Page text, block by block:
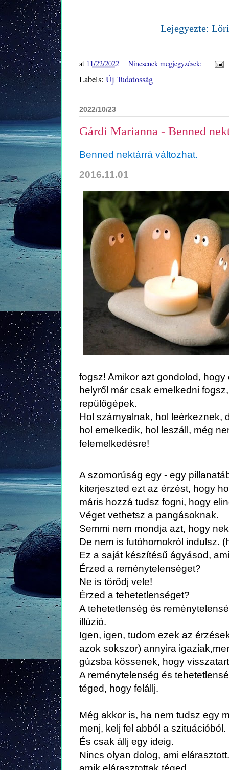
Lejegyezte:
at 11/22/2022 Nincsenek megjegyzések:
Labels: Új Tudatosság
2022/10/23
Gárdi Marianna - Benned
Benned nektárrá változhat.
2016.11.01
fogsz! Amikor azt gondolod,
helyről már csak emelkedni
repülőgépek.
Hol szárnyalnak, hol leérkeznek,
hol emelkedik, hol leszáll, még
felemelkedésre!
A szomorúság egy - egy
kiterjeszted ezt az érzést, hogy
máris hozzá tudsz fogni, hogy
Véget vethetsz a pangásoknak.
Semmi nem mondja azt, hogy
De nem is futóhomokról indulsz.
Ez a saját készítésű ágyásod,
Érzed a reménytelenséget?
Ne is törődj vele!
Érzed a tehetetlenséget?
A tehetetlenség és
illúzió.
Igen, igen, tudom ezek az
azok sokszor) annyira
gúzsba kössenek, hogy
A reménytelenség és
téged, hogy felállj.
Még akkor is, ha nem tudsz egy
menj, kelj fel abból a szituációból.
És csak állj egy ideig.
Nincs olyan dolog, ami